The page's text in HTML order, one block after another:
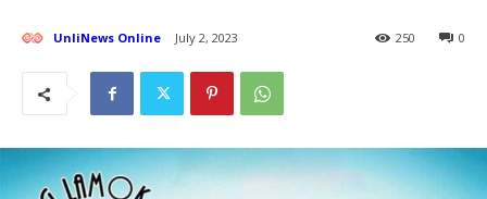
UnliNews Online July 2, 2023 0
250